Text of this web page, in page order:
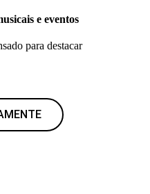
e eventos
para destacar